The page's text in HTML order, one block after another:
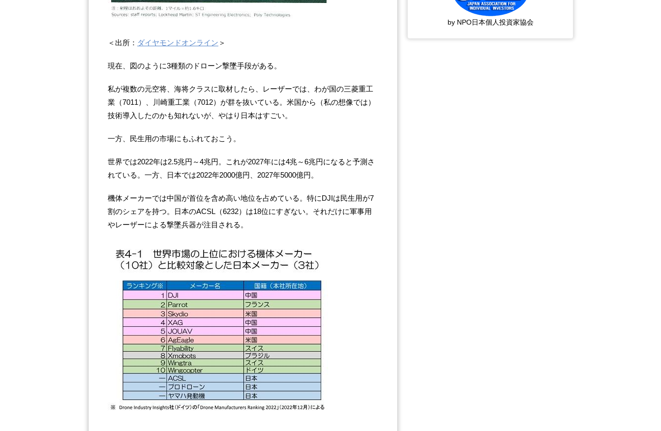
＜出所： ダイヤモンドオンライン ＞
現在、図のように3種類のドローン撃墜手段がある。
私が複数の元空将、海将クラスに取材したら、レーザーでは、わが国の三菱重工
業（7011）、川崎重工業（7012）が群を抜いている。米国から（私の想像では）
技術導入したのかも知れないが、やはり日本はすごい。
一方、民生用の市場にもふれておこう。
世界では2022年は2.5兆円～4兆円。これが2027年には4兆～6兆円になると予測さ
れている。一方、日本では2022年2000億円、2027年5000億円。
機体メーカーでは中国が首位を含め高い地位を占めている。特にDJIは民生用が7
割のシェアを持つ。日本のACSL（6232）は18位にすぎない。それだけに軍事用
やレーザーによる撃墜兵器が注目される。
by NPO日本個人投資家協会